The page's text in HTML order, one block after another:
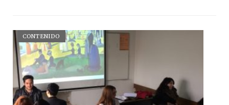
CONTENIDO